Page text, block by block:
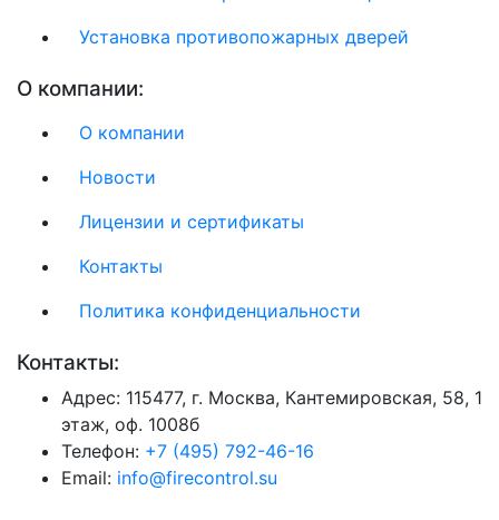
Установка противопожарных дверей
О компании:
О компании
Новости
Лицензии и сертификаты
Контакты
Политика конфиденциальности
Контакты:
Адрес: 115477, г. Москва, Кантемировская, 58, 1
этаж, оф. 1008б
Телефон: +7 (495) 792-46-16
Email: info@firecontrol.su